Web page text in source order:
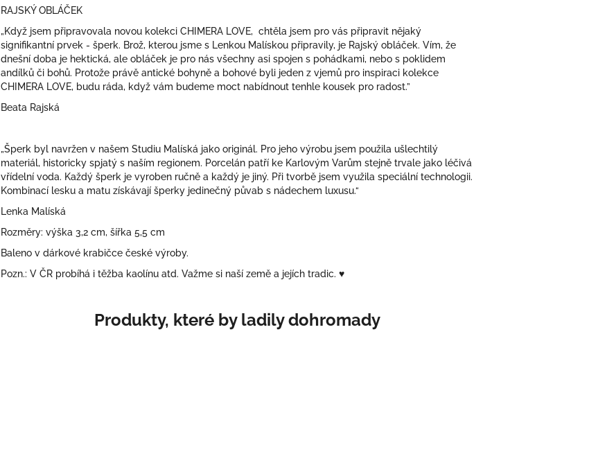
RAJSKÝ OBLÁČEK
„Když jsem připravovala novou kolekci CHIMERA LOVE, chtěla jsem pro vás připravit nějaký
signifikantní prvek - šperk. Brož, kterou jsme s Lenkou Malískou připravily, je Rajský obláček. Vím, že
dnešní doba je hektická, ale obláček je pro nás všechny asi spojen s pohádkami, nebo s poklidem
andílků či bohů. Protože právě antické bohyně a bohové byli jeden z vjemů pro inspiraci kolekce
CHIMERA LOVE, budu ráda, když vám budeme moct nabídnout tenhle kousek pro radost.”
Beata Rajská
„Šperk byl navržen v našem Studiu Malíská jako originál. Pro jeho výrobu jsem použila ušlechtilý
materiál, historicky spjatý s naším regionem. Porcelán patří ke Karlovým Varům stejně trvale jako léčivá
vřídelní voda. Každý šperk je vyroben ručně a každý je jiný. Při tvorbě jsem využila speciální technologii.
Kombinací lesku a matu získávají šperky jedinečný půvab s nádechem luxusu.“
Lenka Malíská
Rozměry: výška 3,2 cm, šířka 5,5 cm
Baleno v dárkové krabičce české výroby.
Pozn.: V ČR probíhá i těžba kaolínu atd. Važme si naší země a jejích tradic. ♥